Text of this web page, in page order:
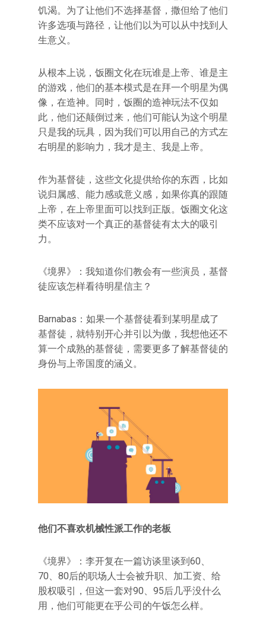
饥渴。为了让他们不选择基督，撒但给了他们
许多选项与路径，让他们以为可以从中找到人
生意义。
从根本上说，饭圈文化在玩谁是上帝、谁是主
的游戏，他们的基本模式是在拜一个明星为偶
像，在造神。同时，饭圈的造神玩法不仅如
此，他们还颠倒过来，他们可能认为这个明星
只是我的玩具，因为我们可以用自己的方式左
右明星的影响力，我才是主、我是上帝。
作为基督徒，这些文化提供给你的东西，比如
说归属感、能力感或意义感，如果你真的跟随
上帝，在上帝里面可以找到正版。饭圈文化这
类不应该对一个真正的基督徒有太大的吸引
力。
《境界》：我知道你们教会有一些演员，基督
徒应该怎样看待明星信主？
Barnabas：如果一个基督徒看到某明星成了
基督徒，就特别开心并引以为傲，我想他还不
算一个成熟的基督徒，需要更多了解基督徒的
身份与上帝国度的涵义。
他们不喜欢机械性派工作的老板
《境界》：李开复在一篇访谈里谈到60、
70、80后的职场人士会被升职、加工资、给
股权吸引，但这一套对90、95后几乎没什么
用，他们可能更在乎公司的午饭怎么样。